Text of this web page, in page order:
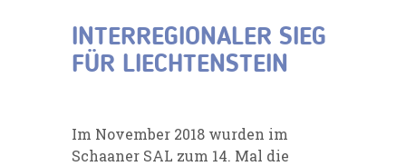
INTERREGIONALER SIEG
FÜR LIECHTENSTEIN
Im November 2018 wurden im
Schaaner SAL zum 14. Mal die